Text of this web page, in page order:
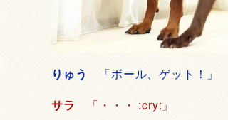
りゅう
「ボール、ゲット！」
サラ
「・・・ :cry:」